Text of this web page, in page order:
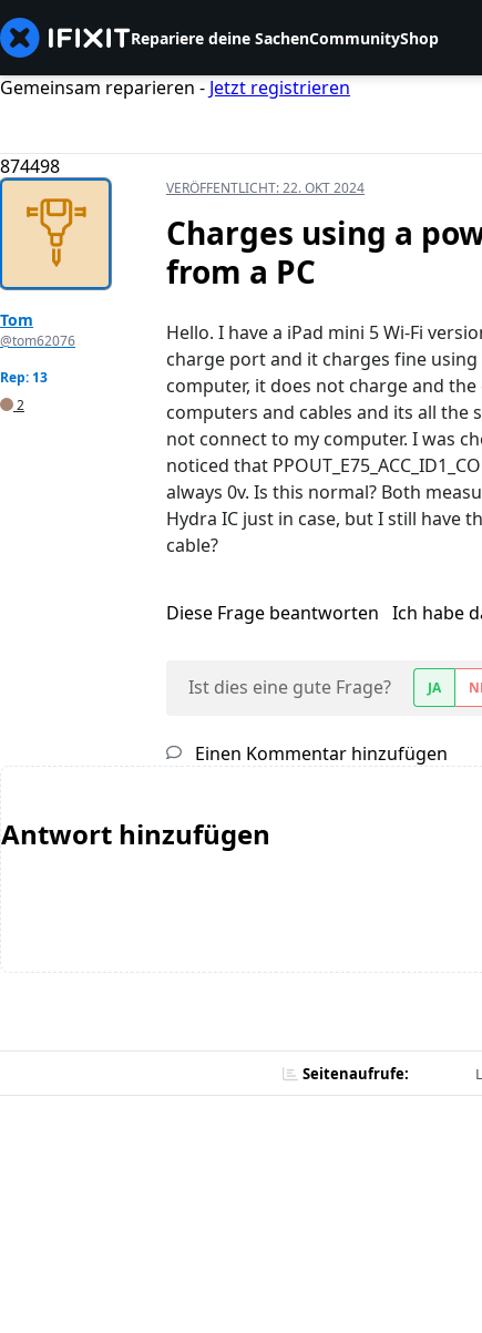
Repariere deine SachenCommunityShop
Gemeinsam reparieren - Jetzt registrieren
874498
Tom
@tom62076
Rep: 13
2
VERÖFFENTLICHT:22. OKT 2024
Charges using a
from a PC
Hello. I have a iPad mini 5 Wi-Fi
charge port and it charges fine
computer, it does not charge and
computers and cables and its all the
not connect to my computer. I was
noticed that
always 0v. Is this normal? Both
Hydra IC just in case, but I still have
cable?
Diese Frage beantworten Ich habe
Ist dies eine gute Frage? JA
Einen Kommentar hinzufügen
Antwort hinzufügen
Seitenaufrufe: